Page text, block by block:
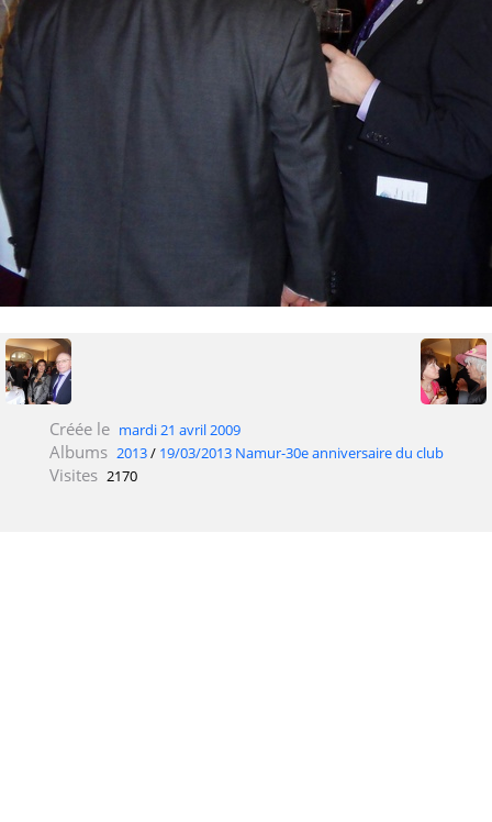
Créée le mardi 21 avril 2009
Albums 2013/ 19/03/2013 Namur-30e anniversaire du club
Visites 2170